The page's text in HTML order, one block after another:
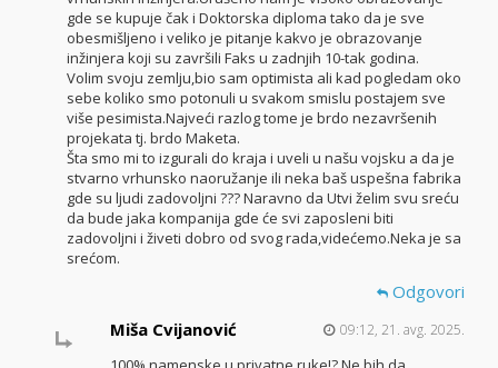
gde se kupuje čak i Doktorska diploma tako da je sve
obesmišljeno i veliko je pitanje kakvo je obrazovanje
inžinjera koji su završili Faks u zadnjih 10-tak godina.
Volim svoju zemlju,bio sam optimista ali kad pogledam oko
sebe koliko smo potonuli u svakom smislu postajem sve
više pesimista.Najveći razlog tome je brdo nezavršenih
projekata tj. brdo Maketa.
Šta smo mi to izgurali do kraja i uveli u našu vojsku a da je
stvarno vrhunsko naoružanje ili neka baš uspešna fabrika
gde su ljudi zadovoljni ??? Naravno da Utvi želim svu sreću
da bude jaka kompanija gde će svi zaposleni biti
zadovoljni i živeti dobro od svog rada,videćemo.Neka je sa
srećom.
Odgovori
Miša Cvijanović
09:12, 21. avg. 2025.